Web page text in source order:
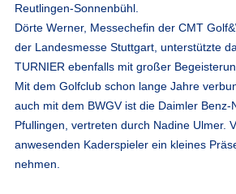
Reutlingen-Sonnenbühl.
Dörte Werner, Messechefin der CMT
der Landesmesse Stuttgart, unterstützte
TURNIER ebenfalls mit großer
Mit dem Golfclub schon lange Jahre
auch mit dem BWGV ist die Daimler Benz-
Pfullingen, vertreten durch Nadine Ulmer.
anwesenden Kaderspieler ein kleines
nehmen.